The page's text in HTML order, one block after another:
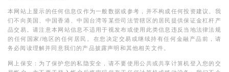
本网站上显示的任何信息仅作为一般数据或参考，并不构成任何投资建议。我
们不向美国、中国香港、中国台湾等某些司法管辖区的居民提供保证金杠杆产
品交易。请注意本网站信息不适用于视发布或使用此类信息违反当地法律法规
的任何国家/地区的任何居民。在您决定交易或继续持有任何金融产品前，请
务必阅读理解并同意我们的产品披露声明和其他相关文件。
网上保安：为了保护您的私隐安全，请不要使用公共或共享计算机登入您的交